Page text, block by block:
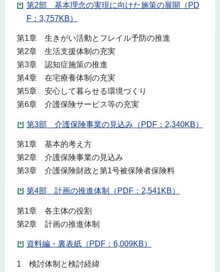
第2部 基本理念の実現に向けた施策の展開（PD
F：3,757KB）
第1章 生きがい活動とフレイル予防の推進
第2章 生活支援体制の充実
第3章 認知症施策の推進
第4章 在宅療養体制の充実
第5章 安心して暮らせる環境づくり
第6章 介護保険サービス等の充実
第3部 介護保険事業の見込み（PDF：2,340KB）
第1章 基本的考え方
第2章 介護保険事業の見込み
第3章 介護保険財政と第1号被保険者保険料
第4部 計画の推進体制（PDF：2,541KB）
第1章 各主体の役割
第2章 計画の推進体制
資料編・裏表紙（PDF：6,009KB）
1 検討体制と検討経緯